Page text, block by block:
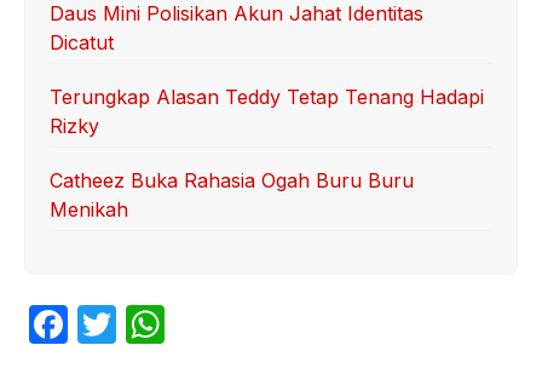
Daus Mini Polisikan Akun Jahat Identitas
Dicatut
Terungkap Alasan Teddy Tetap Tenang Hadapi
Rizky
Catheez Buka Rahasia Ogah Buru Buru
Menikah
F
T